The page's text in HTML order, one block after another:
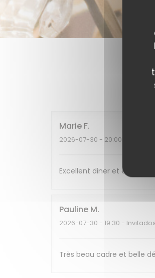
Marie F
2026-07-30 - 20:00 - Invitados
Excellent diner et
Pauline M
2026-07-30 - 19:30 -
Très beau cadre et belle